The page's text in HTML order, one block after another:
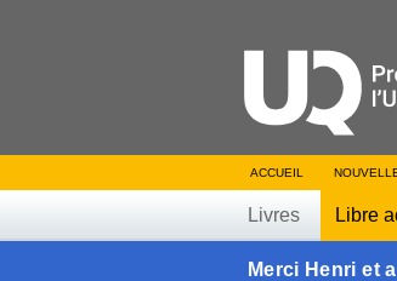
ACCUEIL
Livres Libre
Merci Henri et